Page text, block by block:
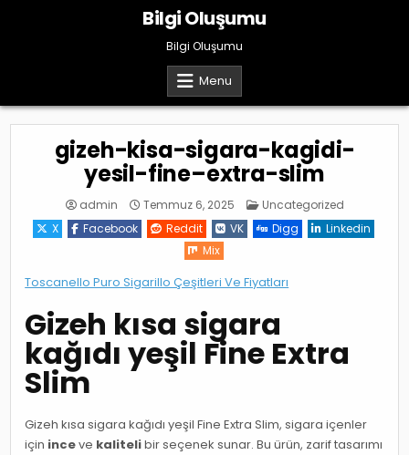
Bilgi Oluşumu
Bilgi Oluşumu
Menu
gizeh-kisa-sigara-kagidi-
yesil-fine–extra-slim
admin Temmuz 6, 2025 Posted
Uncategorized
X
Facebook Reddit VK Digg
Linkedin
Mix
Toscanello Puro Sigarillo Çeşitleri Ve Fiyatları
Gizeh kısa sigara
kağıdı yeşil Fine Extra
Slim
Gizeh kısa sigara kağıdı yeşil Fine Extra Slim, sigara içenler
için inceve kalitelibir seçenek sunar. Bu ürün, zarif tasarımı